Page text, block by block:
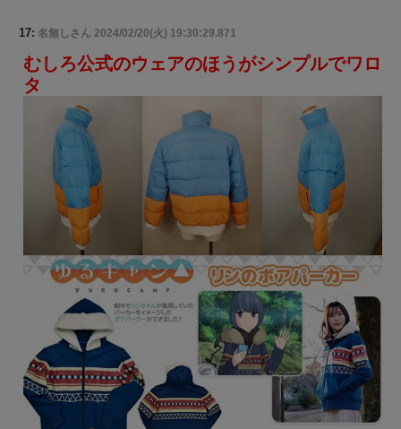
17: 名無しさん 2024/02/20(火) 19:30:29.871
むしろ公式のウェアのほうがシンプルでワロ
タ